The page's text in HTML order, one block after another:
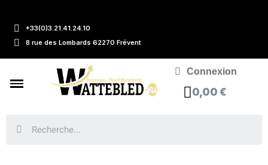
+33(0)3.21.41.24.10
8 rue des Lombards 62270 Frévent
Connexion
0,00 €